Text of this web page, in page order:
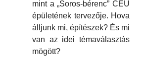
mint a „Soros-bérenc” CEU
épületének tervezője. Hova
álljunk mi, építészek? És mi
van az idei témaválasztás
mögött?